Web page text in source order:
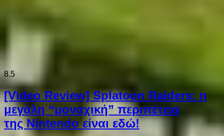
8.5
[Video Review] Splatoon Raiders: η
μεγάλη “μοναχική” περιπέτεια
της Nintendo είναι εδώ!